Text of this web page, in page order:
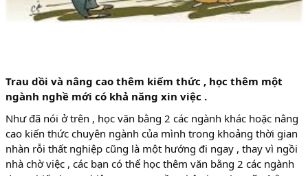
Trau dồi và nâng cao thêm kiếm thức , học thêm một
ngành nghề mới có khả năng xin việc .
Như đã nói ở trên , học văn bằng 2 các ngành khác hoặc nâng
cao kiến thức chuyên ngành của mình trong khoảng thời gian
nhàn rỗi thất nghiệp cũng là một hướng đi ngay , thay vì ngồi
nhà chờ việc , các bạn có thể học thêm văn bằng 2 các ngành